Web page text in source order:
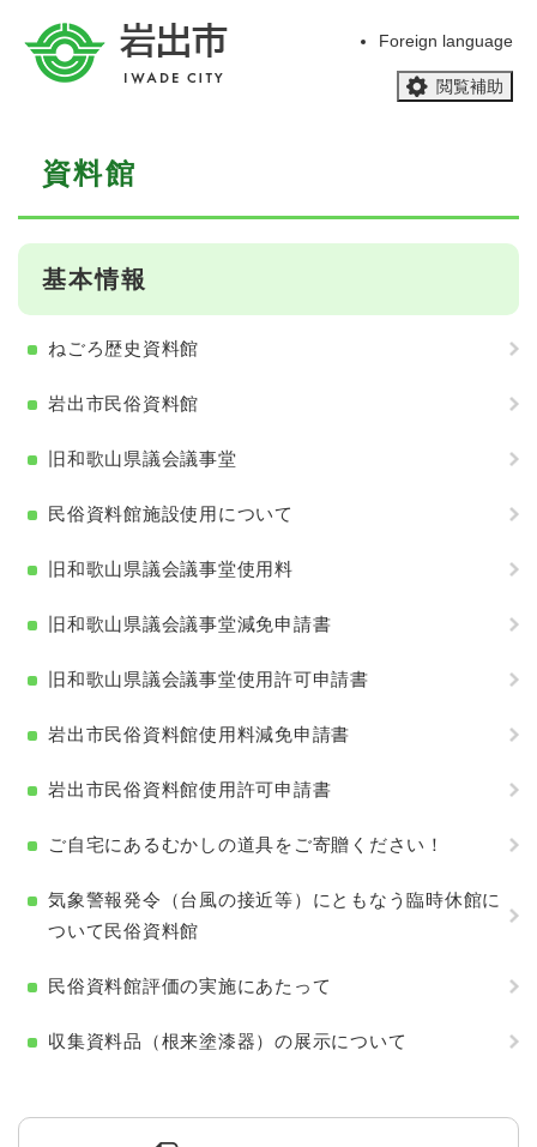
Foreign language
閲覧補助
資料館
基本情報
ねごろ歴史資料館
岩出市民俗資料館
旧和歌山県議会議事堂
民俗資料館施設使用について
旧和歌山県議会議事堂使用料
旧和歌山県議会議事堂減免申請書
旧和歌山県議会議事堂使用許可申請書
岩出市民俗資料館使用料減免申請書
岩出市民俗資料館使用許可申請書
ご自宅にあるむかしの道具をご寄贈ください！
気象警報発令（台風の接近等）にともなう臨時休館に
ついて民俗資料館
民俗資料館評価の実施にあたって
収集資料品（根来塗漆器）の展示について